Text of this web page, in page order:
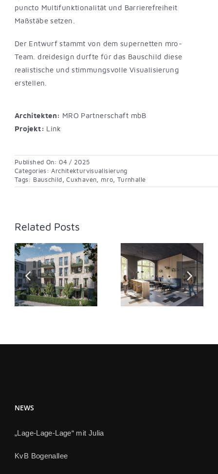
puncto Multifunktionalität und Barrierefreiheit
Maßstäbe setzen.
Der Entwurf stammt von dem supernetten mro-
Team. dreidesign durfte für das Bauschild diese
realistische und stimmungsvolle Visualisierung
erstellen.
Architekten: MRO Partnerschaft mbB
Projekt: Link
Published On: 04 / 2025
Categories:Architekturvisualisierung
Tags: Bauschild,Cuxhaven, mro, Turnhalle
Related Posts
Eichborn Höfe
Schulzentrum
Burgstrasse
NEWS
„Lage-Lage-Lage“ mit Julia
KvB Bogenallee